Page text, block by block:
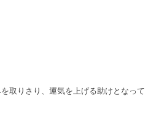
取りさり、運気を上げる助けとなって